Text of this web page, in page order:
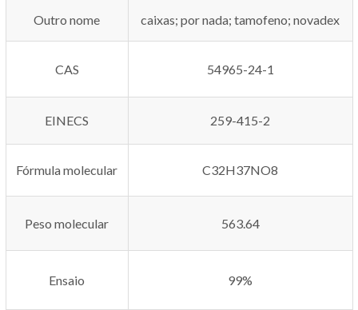
Outro nome caixas; por nada; tamofeno; novadex
CAS 54965-24-1
EINECS 259-415-2
Fórmula molecular C32H37NO8
Peso molecular 563.64
Ensaio 99%